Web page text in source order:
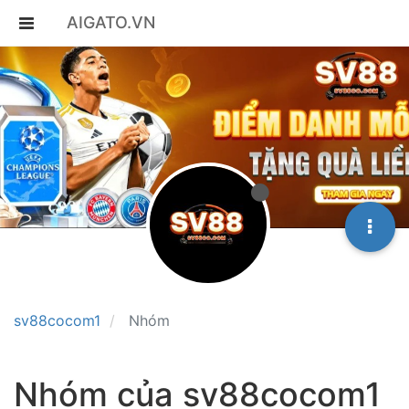
AIGATO.VN
sv88cocom1 Nhóm
Nhóm của sv88cocom1